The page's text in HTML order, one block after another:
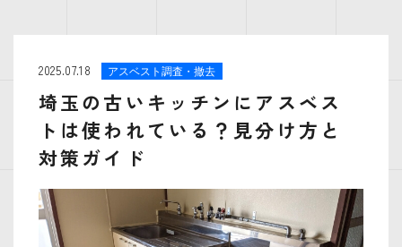
2025.07.18 アスベスト調査・撤去
埼玉の古いキッチンにアスベス
トは使われている？見分け方と
対策ガイド